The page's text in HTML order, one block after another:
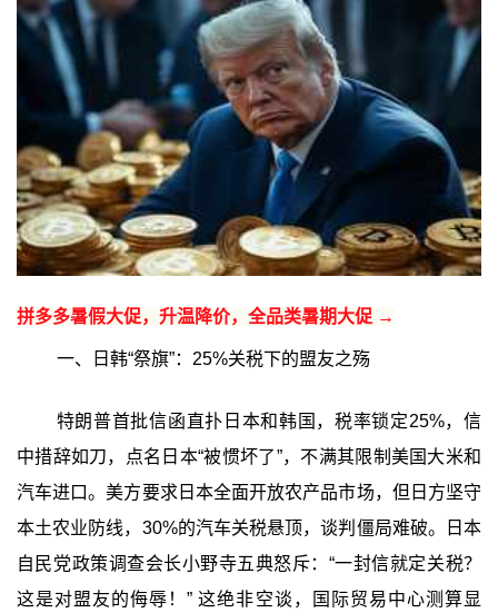
拼多多暑假大促，升温降价，全品类暑期大促 →
一、日韩“祭旗”：25%关税下的盟友之殇
特朗普首批信函直扑日本和韩国，税率锁定25%，信
中措辞如刀，点名日本“被惯坏了”，不满其限制美国大米和
汽车进口。美方要求日本全面开放农产品市场，但日方坚守
本土农业防线，30%的汽车关税悬顶，谈判僵局难破。日本
自民党政策调查会长小野寺五典怒斥：“一封信就定关税？
这是对盟友的侮辱！” 这绝非空谈，国际贸易中心测算显